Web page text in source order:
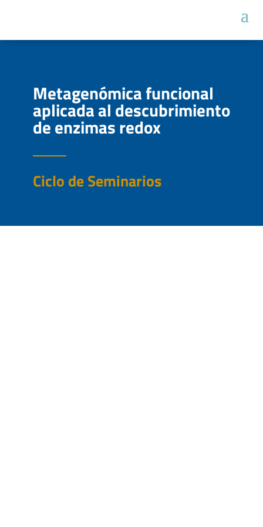
Metagenómica funcional
aplicada al descubrimiento
de enzimas redox
Ciclo de Seminarios